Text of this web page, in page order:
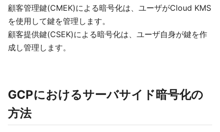
顧客管理鍵(CMEK)による暗号化は、ユーザがCloud KMS
を使用して鍵を管理します。
顧客提供鍵(CSEK)による暗号化は、ユーザ自身が鍵を作
成し管理します。
GCPにおけるサーバサイド暗号化の
方法